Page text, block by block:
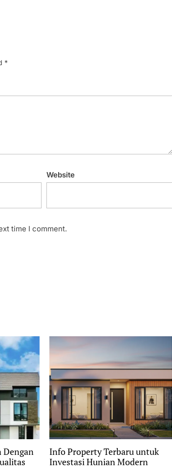
*
Website
time I comment.
Dengan
Info Property Terbaru untuk
Investasi Hunian Modern